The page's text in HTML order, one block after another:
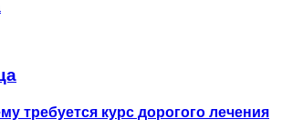
требуется курс дорогого лечения